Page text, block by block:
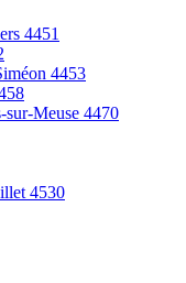
4451
4453
sur-Meuse 4470
4530